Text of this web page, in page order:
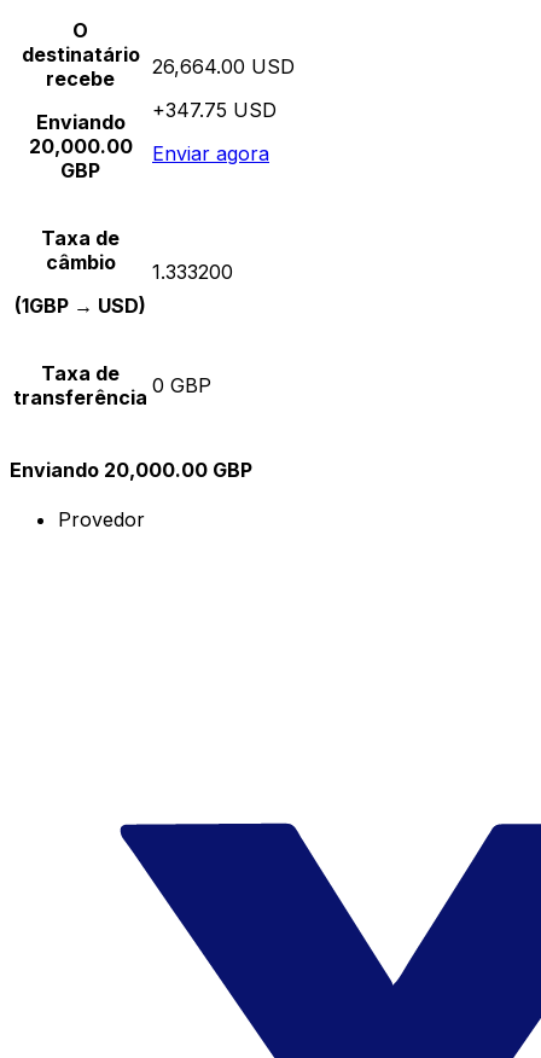
O
destinatário
recebe
Enviando
20,000.00
GBP
26,664.00 USD
+347.75 USD
Enviar agora
Taxa de
câmbio
(1GBP → USD)
1.333200
Taxa de
transferência 0 GBP
Enviando 20,000.00 GBP
Provedor